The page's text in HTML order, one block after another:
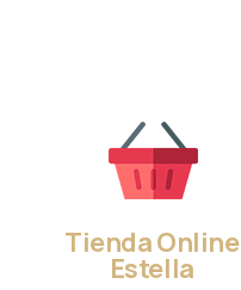
Tienda Online
Estella